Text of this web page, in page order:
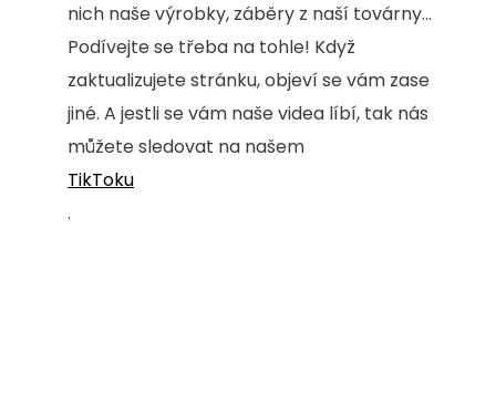
nich naše výrobky, záběry z naší továrny...
Podívejte se třeba na tohle! Když
zaktualizujete stránku, objeví se vám zase
jiné. A jestli se vám naše videa líbí, tak nás
můžete sledovat na našem
TikToku
.